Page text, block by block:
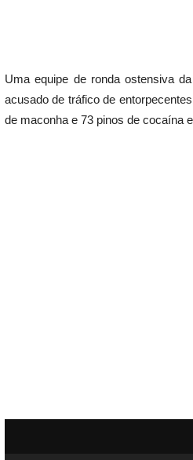
Uma equipe de ronda ostensiva
acusado de tráfico de
de maconha e 73 pinos de cocaína